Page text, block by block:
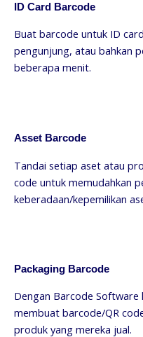
ID Card Barcode
Buat barcode untuk ID
pengunjung, atau bahkan
beberapa menit.
Asset Barcode
Tandai setiap aset atau
code untuk memudahkan
keberadaan/kepemilikan
Packaging Barcode
Dengan Barcode
membuat barcode/QR
produk yang mereka jual.